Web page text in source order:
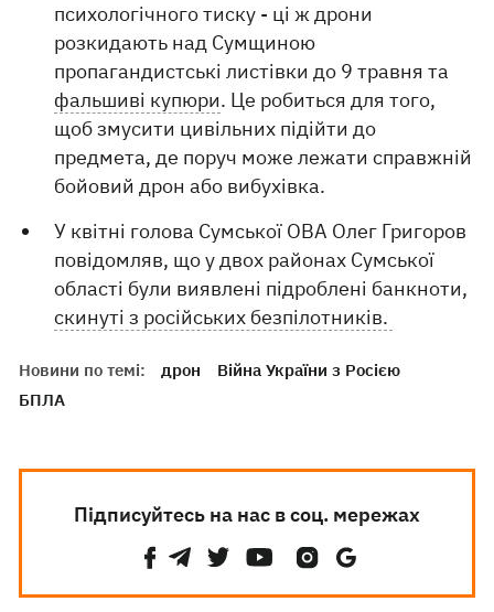
психологічного тиску - ці ж дрони
розкидають над Сумщиною
пропагандистські листівки до 9 травня та
фальшиві купюри. Це робиться для того,
щоб змусити цивільних підійти до
предмета, де поруч може лежати справжній
бойовий дрон або вибухівка.
У квітні голова Сумської ОВА Олег Григоров
повідомляв, що у двох районах Сумської
області були виявлені підроблені банкноти,
скинуті з російських безпілотників.
Новини по темі: дрон
Війна України з Росією
БПЛА
Підписуйтесь на нас в соц. мережах